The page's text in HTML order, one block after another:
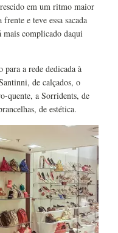
em um ritmo maior
e teve essa sacada
mais complicado daqui
a rede dedicada à
de calçados, o
quente, a Sorridents, de
de estética.